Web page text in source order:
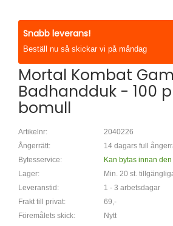
Snabb leverans!
Beställ nu så skickar vi på måndag
Mortal Kombat
Badhandduk - 100
bomull
Artikelnr:
2040226
Ångerrätt:
14 dagars full
Bytesservice:
Kan bytas innan
Lager:
Min. 20 st.
Leveranstid:
1 - 3 arbetsdagar
Frakt till privat:
69,-
Föremålets skick:
Nytt